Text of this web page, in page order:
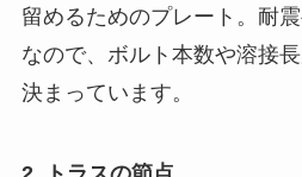
留めるためのプレート。耐
なので、ボルト本数や溶接
決まっています。